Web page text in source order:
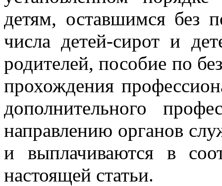
детям, оставшимся без
числа детей-сирот и
родителей, пособие по
прохождения
дополнительного
направлению органов
и выплачиваются в
настоящей статьи.